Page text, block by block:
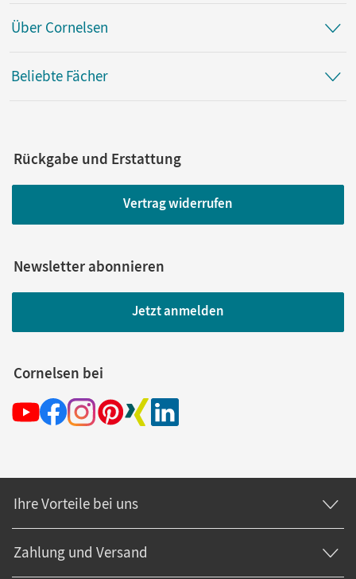
Über Cornelsen
Beliebte Fächer
Rückgabe und Erstattung
Vertrag widerrufen
Newsletter abonnieren
Jetzt anmelden
Cornelsen bei
Ihre Vorteile bei uns
Zahlung und Versand